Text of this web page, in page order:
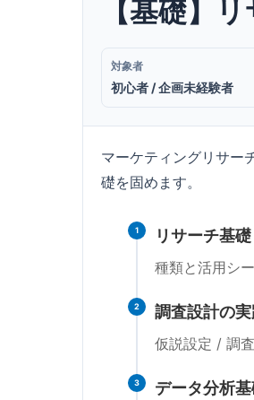
【基礎】
対象者
初心者 / 企画未経験者
マーケティングリサー
礎を固めます。
1 リサーチ基
種類と活用シ
2 調査設計の
仮説設定 / 調
3 データ分析